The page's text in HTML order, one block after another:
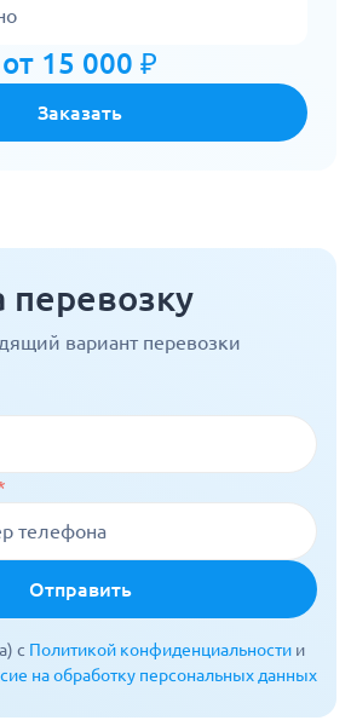
от 15 000 ₽
Заказать
перевозку
вариант перевозки
Отправить
с Политикой конфиденциальности и
на обработку персональных данных